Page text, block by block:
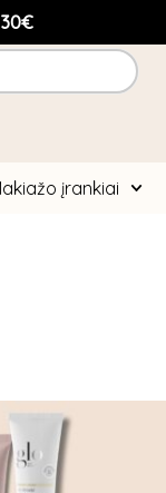
įrankiai
This
product
has